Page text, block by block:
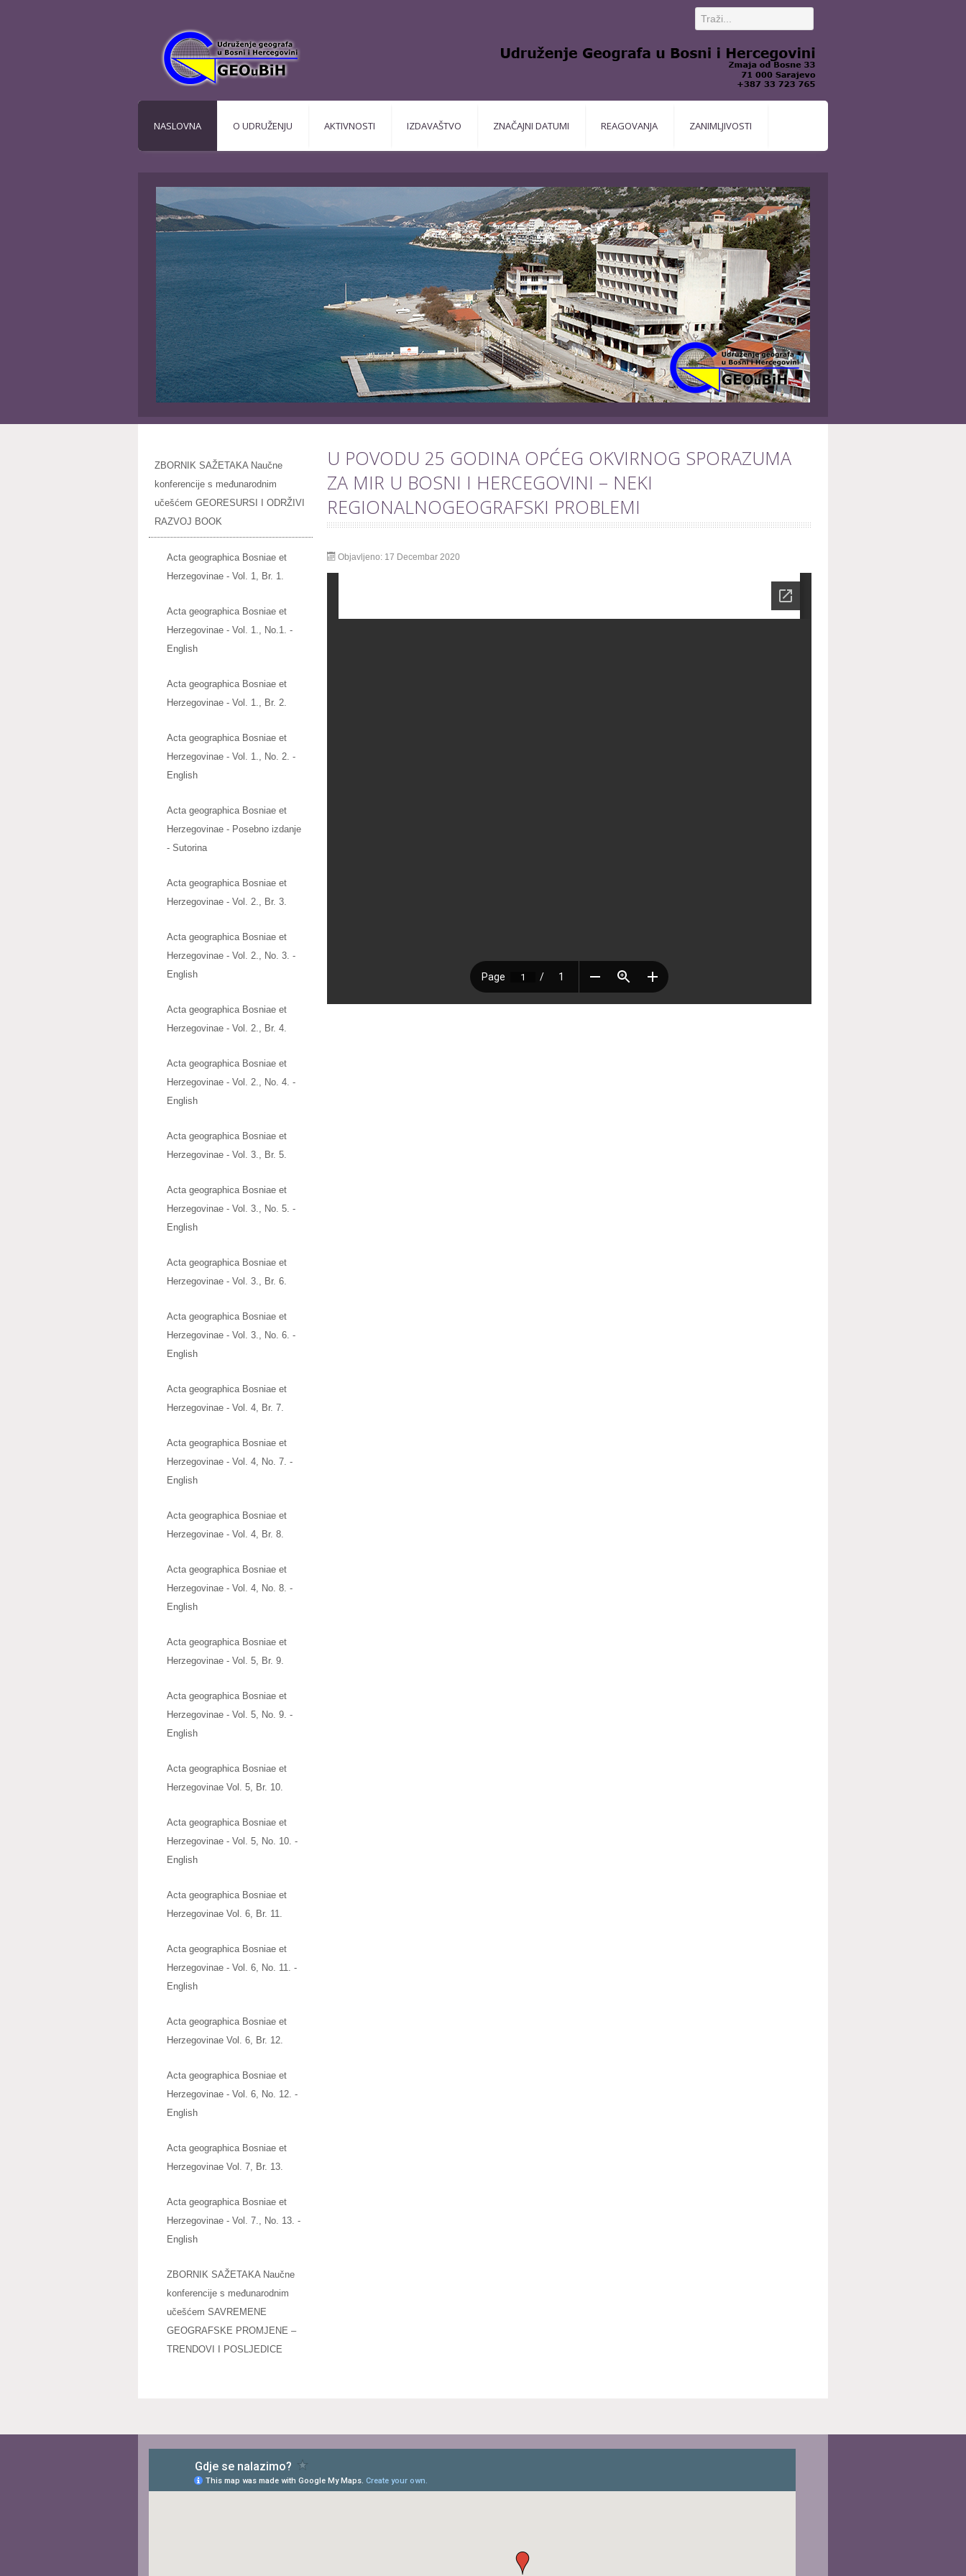
NASLOVNA O UDRUŽENJU AKTIVNOSTI IZDAVAŠTVO ZNAČAJNI DATUMI REAGOVANJA ZANIMLJIVOSTI
ZBORNIK SAŽETAKA Naučne
konferencije s međunarodnim
učešćem GEORESURSI I ODRŽIVI
RAZVOJ BOOK
Acta geographica Bosniae et
Herzegovinae - Vol. 1, Br. 1.
Acta geographica Bosniae et
Herzegovinae - Vol. 1., No.1. -
English
Acta geographica Bosniae et
Herzegovinae - Vol. 1., Br. 2.
Acta geographica Bosniae et
Herzegovinae - Vol. 1., No. 2. -
English
Acta geographica Bosniae et
Herzegovinae - Posebno izdanje
- Sutorina
Acta geographica Bosniae et
Herzegovinae - Vol. 2., Br. 3.
Acta geographica Bosniae et
Herzegovinae - Vol. 2., No. 3. -
English
Acta geographica Bosniae et
Herzegovinae - Vol. 2., Br. 4.
Acta geographica Bosniae et
Herzegovinae - Vol. 2., No. 4. -
English
Acta geographica Bosniae et
Herzegovinae - Vol. 3., Br. 5.
Acta geographica Bosniae et
Herzegovinae - Vol. 3., No. 5. -
English
Acta geographica Bosniae et
Herzegovinae - Vol. 3., Br. 6.
Acta geographica Bosniae et
Herzegovinae - Vol. 3., No. 6. -
English
Acta geographica Bosniae et
Herzegovinae - Vol. 4, Br. 7.
Acta geographica Bosniae et
Herzegovinae - Vol. 4, No. 7. -
English
Acta geographica Bosniae et
Herzegovinae - Vol. 4, Br. 8.
Acta geographica Bosniae et
Herzegovinae - Vol. 4, No. 8. -
English
Acta geographica Bosniae et
Herzegovinae - Vol. 5, Br. 9.
Acta geographica Bosniae et
Herzegovinae - Vol. 5, No. 9. -
English
Acta geographica Bosniae et
Herzegovinae Vol. 5, Br. 10.
Acta geographica Bosniae et
Herzegovinae - Vol. 5, No. 10. -
English
Acta geographica Bosniae et
Herzegovinae Vol. 6, Br. 11.
Acta geographica Bosniae et
Herzegovinae - Vol. 6, No. 11. -
English
Acta geographica Bosniae et
Herzegovinae Vol. 6, Br. 12.
Acta geographica Bosniae et
Herzegovinae - Vol. 6, No. 12. -
English
Acta geographica Bosniae et
Herzegovinae Vol. 7, Br. 13.
Acta geographica Bosniae et
Herzegovinae - Vol. 7., No. 13. -
English
ZBORNIK SAŽETAKA Naučne
konferencije s međunarodnim
učešćem SAVREMENE
GEOGRAFSKE PROMJENE –
TRENDOVI I POSLJEDICE
U POVODU 25 GODINA OPĆEG OKVIRNOG SPORAZUMA
ZA MIR U BOSNI I HERCEGOVINI – NEKI
REGIONALNOGEOGRAFSKI PROBLEMI
Objavljeno: 17 Decembar 2020